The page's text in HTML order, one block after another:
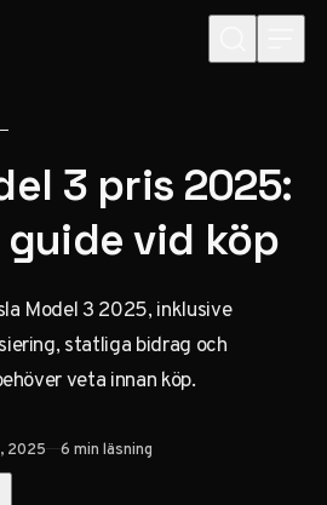
3 pris 2025:
vid köp
Model 3 2025, inklusive
statliga bidrag och
veta innan köp.
2025 6 min läsning